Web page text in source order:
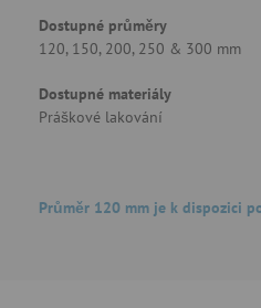
Dostupné průměry
120, 150, 200, 250 & 300 mm
Dostupné materiály
Práškové lakování
Průměr 120 mm je k dispozici